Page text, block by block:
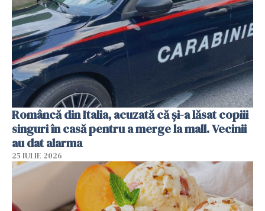
Româncă din Italia, acuzată că și-a lăsat copiii
singuri în casă pentru a merge la mall. Vecinii
au dat alarma
25 IULIE 2026